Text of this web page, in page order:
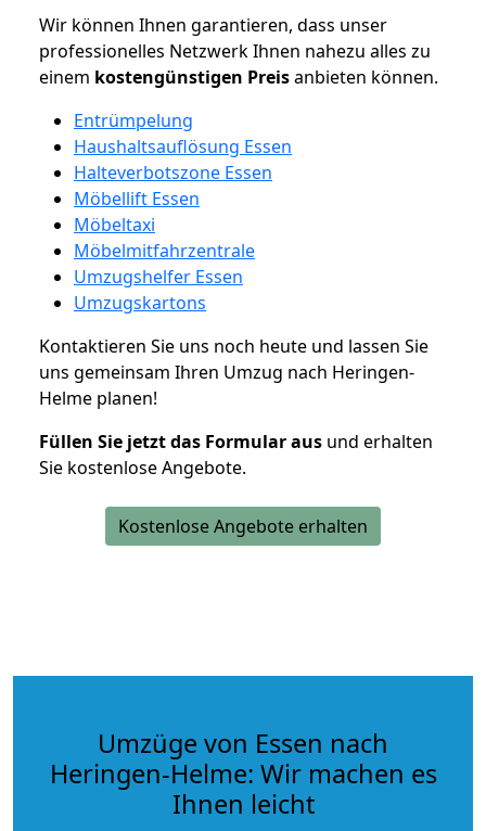
Wir können Ihnen garantieren, dass unser
professionelles Netzwerk Ihnen nahezu alles zu
einem kostengünstigen Preisanbieten können.
Entrümpelung
Haushaltsauflösung Essen
Halteverbotszone Essen
Möbellift Essen
Möbeltaxi
Möbelmitfahrzentrale
Umzugshelfer Essen
Umzugskartons
Kontaktieren Sie uns noch heute und lassen Sie
uns gemeinsam Ihren Umzug nach Heringen-
Helme planen!
Füllen Sie jetzt das Formular aus und erhalten
Sie kostenlose Angebote.
Kostenlose Angebote erhalten
Umzüge von Essen nach
Heringen-Helme: Wir machen es
Ihnen leicht